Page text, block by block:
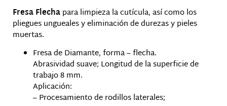
Fresa Flechapara limpieza la cutícula, así como los
pliegues ungueales y eliminación de durezas y pieles
muertas.
Fresa de Diamante, forma – flecha.
Abrasividad suave; Longitud de la superficie de
trabajo 8 mm.
Aplicación:
– Procesamiento de rodillos laterales;